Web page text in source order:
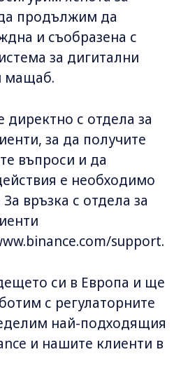
продължим да
и съобразена с
за дигитални
мащаб.
с отдела за
за да получите
въпроси и да
е необходимо
връзка с отдела за
support.
си в Европа и ще
с регулаторните
най-подходящия
и нашите клиенти в